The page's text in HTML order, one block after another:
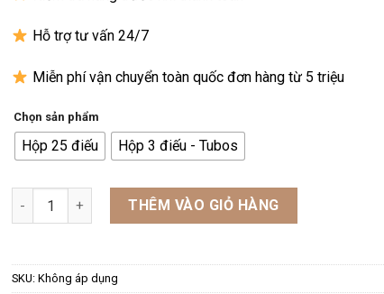
Hỗ trợ tư vấn 24/7
Miễn phí vận chuyển toàn quốc đơn hàng từ 5 triệu
Chọn sản phẩm
Hộp 25 điếu Hộp 3 điếu - Tubos
Xì Gà Partagas Serie E No.2 Nhập Khẩu, Chính Hãng số lượng
THÊM VÀO GIỎ HÀNG
SKU:Không áp dụng